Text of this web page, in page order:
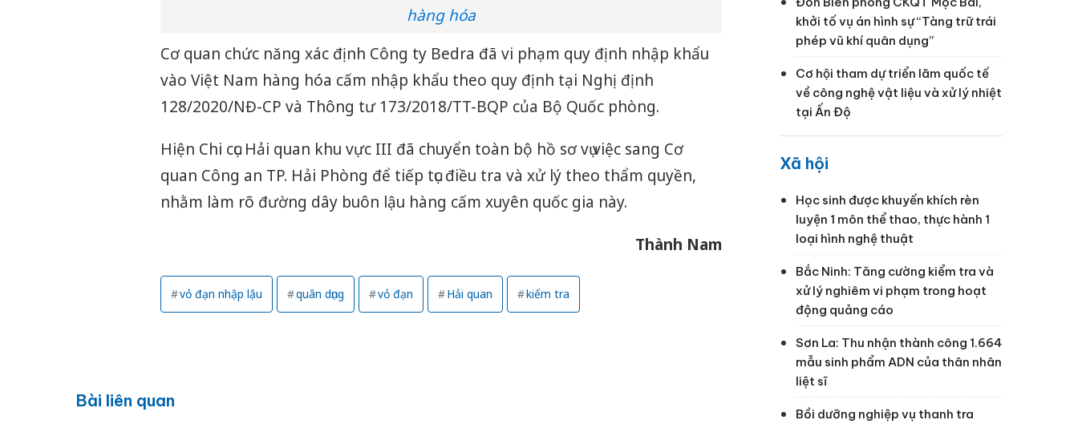
hàng hóa
Cơ quan chức năng xác định Công ty Bedra đã vi phạm quy định nhập khẩu
vào Việt Nam hàng hóa cấm nhập khẩu theo quy định tại Nghị định
128/2020/NĐ-CP và Thông tư 173/2018/TT-BQP của Bộ Quốc phòng.
Hiện Chi cục Hải quan khu vực III đã chuyển toàn bộ hồ sơ vụ việc sang Cơ
quan Công an TP. Hải Phòng để tiếp tục điều tra và xử lý theo thẩm quyền,
nhằm làm rõ đường dây buôn lậu hàng cấm xuyên quốc gia này.
Thành Nam
vỏ đạn nhập lậu quân dụng vỏ đạn Hải quan kiểm tra
Bài liên quan
khởi tố vụ án hình sự “Tàng trữ trái
phép vũ khí quân dụng”
Cơ hội tham dự triển lãm quốc tế
về công nghệ vật liệu và xử lý nhiệt
tại Ấn Độ
Xã hội
Học sinh được khuyến khích rèn
luyện 1 môn thể thao, thực hành 1
loại hình nghệ thuật
Bắc Ninh: Tăng cường kiểm tra và
xử lý nghiêm vi phạm trong hoạt
động quảng cáo
Sơn La: Thu nhận thành công 1.664
mẫu sinh phẩm ADN của thân nhân
liệt sĩ
Bồi dưỡng nghiệp vụ thanh tra